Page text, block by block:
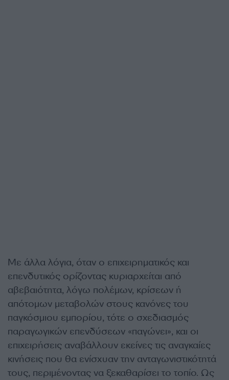
Με άλλα λόγια, όταν ο επιχειρηματικός και
επενδυτικός ορίζοντας κυριαρχείται από
αβεβαιότητα, λόγω πολέμων, κρίσεων ή
απότομων μεταβολών στους κανόνες του
παγκόσμιου εμπορίου, τότε ο σχεδιασμός
παραγωγικών επενδύσεων «παγώνει», και οι
επιχειρήσεις αναβάλλουν εκείνες τις αναγκαίες
κινήσεις που θα ενίσχυαν την ανταγωνιστικότητά
τους, περιμένοντας να ξεκαθαρίσει το τοπίο. Ως